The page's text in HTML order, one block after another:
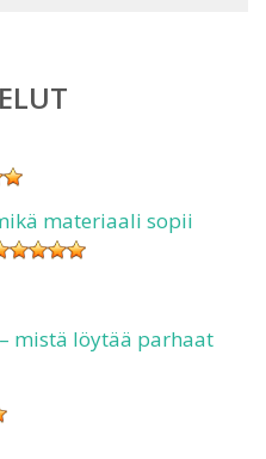
materiaali sopii
mistä löytää parhaat